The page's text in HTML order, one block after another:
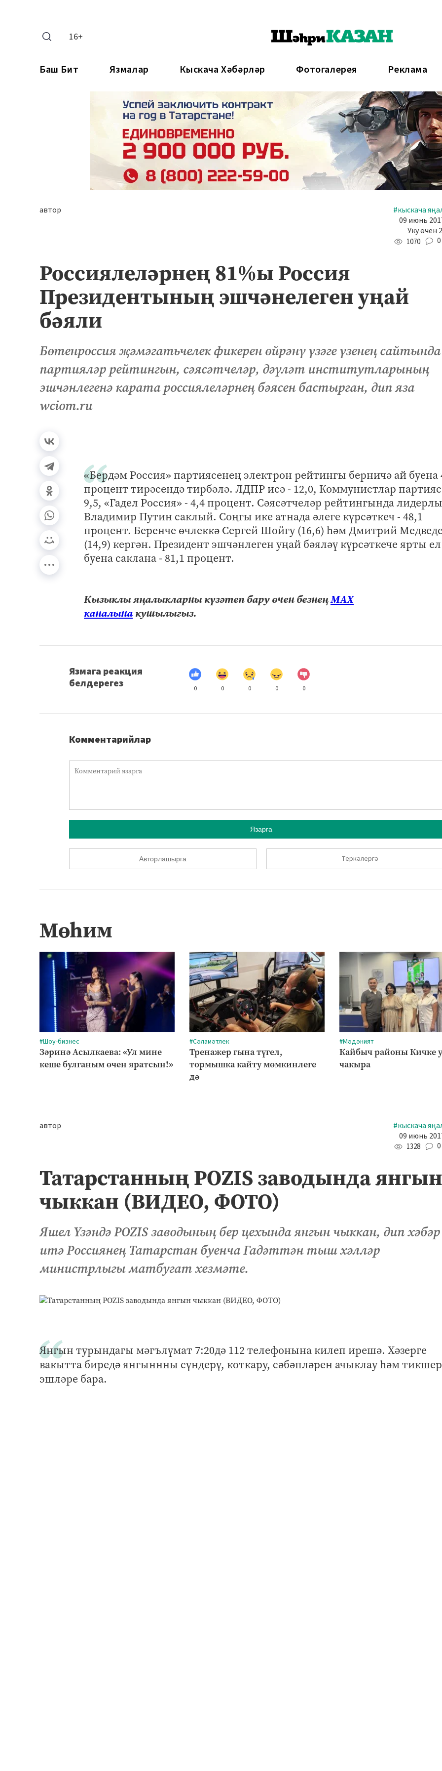
16+
Баш Бит Язмалар Кыскача Хәбәрләр Фотогалерея Реклама
автор
#кыскача
09 июнь
Уку өчен
1070 0
Россиялеләрнең 81%ы Россия
Президентының эшчәнелеген уңай
бәяли
Бөтенроссия җәмәгатьчелек фикерен өйрәнү үзәге үзенең сайтында
партияләр рейтингын, сәясәтчеләр, дәүләт институтларының
эшчәнлегенә карата россиялеләрнең бәясен бастырган, дип яза
wciom.ru
«Бердәм Россия» партиясенең электрон рейтингы берничә ай буена
процент тирәсендә тирбәлә. ЛДПР исә - 12,0, Коммунистлар
9,5, «Гадел Россия» - 4,4 процент. Сәясәтчеләр рейтингында
Владимир Путин саклый. Соңгы ике атнада әлеге күрсәткеч - 48,1
процент. Беренче өчлеккә Сергей Шойгу (16,6) һәм Дмитрий
(14,9) кергән. Президент эшчәнлеген уңай бәяләү күрсәткече ярты ел
буена саклана - 81,1 процент.
Кызыклы яңалыкларны күзәтеп бару өчен безнеңМАХ
каналына кушылыгыз.
Язмага реакция
белдерегез
0 0 0 0 0
Комментарийлар
Язарга
Авторлашырга Теркәлергә
Мөһим
#Шоу-бизнес
Зәринә Асылкаева: «Ул мине
кеше булганым өчен яратсын!»
#Сәламәтлек
Тренажер гына түгел,
тормышка кайту мөмкинлеге
дә
#Мәдәният
Кайбыч районы Кичке
чакыра
автор
#кыскача
09 июнь
1328 0
Татарстанның POZIS заводында янгын
чыккан (ВИДЕО, ФОТО)
Яшел Үзәндә POZIS заводының бер цехында янгын чыккан, дип хәбәр
итә Россиянең Татарстан буенча Гадәттән тыш хәлләр
министрлыгы матбугат хезмәте.
Янгын турындагы мәгълүмат 7:20дә 112 телефонына килеп ирешә. Хәзерге
вакытта биредә янгыннны сүндерү, коткару, сәбәпләрен ачыклау һәм
эшләре бара.